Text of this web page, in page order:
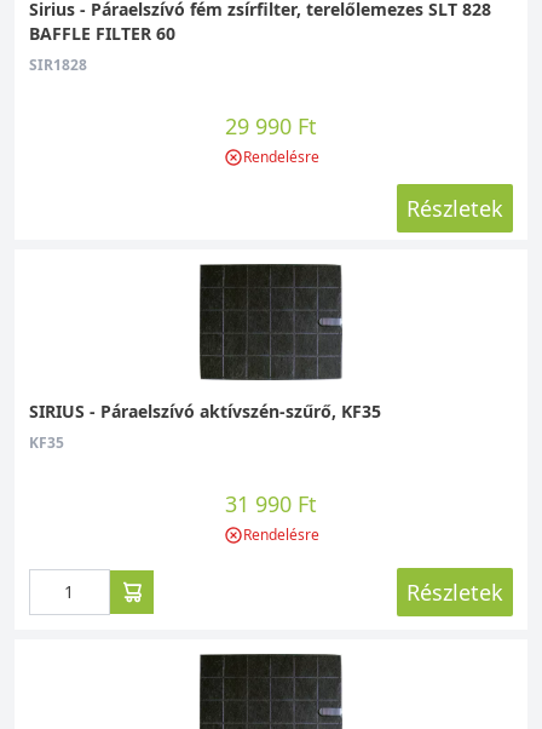
Sirius - Páraelszívó fém zsírfilter, terelőlemezes SLT 828
BAFFLE FILTER 60
SIR1828
29 990 Ft
Rendelésre
Részletek
SIRIUS - Páraelszívó aktívszén-szűrő, KF35
KF35
31 990 Ft
Rendelésre
Részletek